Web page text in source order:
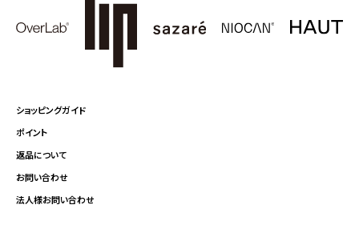
ショッピングガイド
ポイント
返品について
お問い合わせ
法人様お問い合わせ